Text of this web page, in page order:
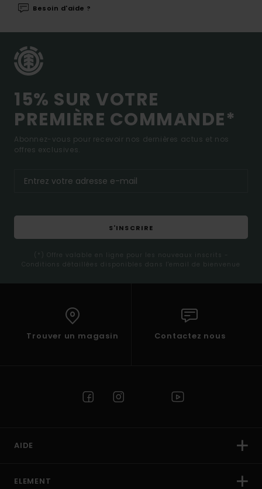
Besoin d'aide ?
15% SUR VOTRE
PREMIÈRE COMMANDE*
Abonnez-vous pour recevoir nos dernières actus et nos
offres exclusives.
S'INSCRIRE
(*) Offre valable en ligne pour les nouveaux inscrits -
Conditions détaillées disponibles dans l'email de bienvenue
Trouver un magasin Contactez nous
AIDE
ELEMENT